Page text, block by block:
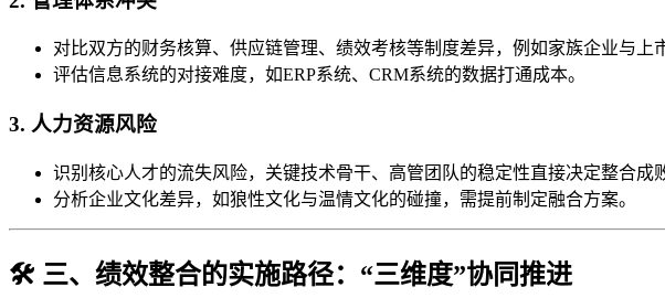
对比双方的财务核算、供应链管理、绩效考核等制度差异，例如家族企业与上
评估信息系统的对接难度，如ERP系统、CRM系统的数据打通成本。
3. 人力资源风险
识别核心人才的流失风险，关键技术骨干、高管团队的稳定性直接决定整合成
分析企业文化差异，如狼性文化与温情文化的碰撞，需提前制定融合方案。
🛠️ 三、绩效整合的实施路径：“三维度”协同推进